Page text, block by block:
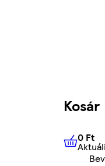
Kosár
0 Ft
0 Ft